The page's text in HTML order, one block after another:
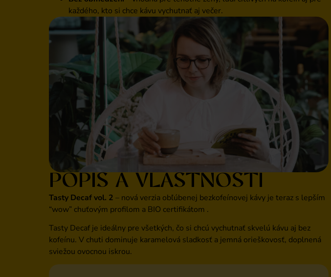
každého, kto si chce kávu vychutnať aj večer.
POPIS A VLASTNOSTI
Tasty Decaf vol. 2 – nová verzia obľúbenej bezkofeínovej kávy je teraz s lepším
“wow” chuťovým profilom a BIO certifikátom .
Tasty Decaf je ideálny pre všetkých, čo si chcú vychutnať skvelú kávu aj bez
kofeínu. V chuti dominuje karamelová sladkosť a jemná orieškovosť, doplnená
sviežou ovocnou iskrou.